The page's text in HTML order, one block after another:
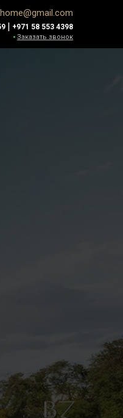
| +971 58 553 4398
Заказать звонок